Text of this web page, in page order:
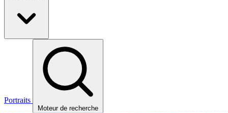
Portraits
Moteur de recherche